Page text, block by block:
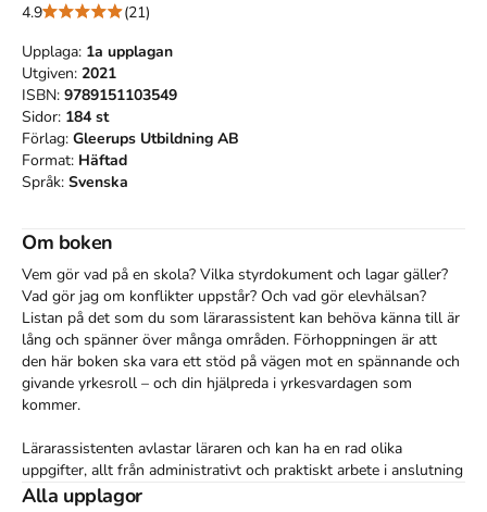
4.9
(21)
Upplaga: 1a upplagan
Utgiven: 2021
ISBN: 9789151103549
Sidor: 184 st
Förlag: Gleerups Utbildning AB
Format: Häftad
Språk: Svenska
Om boken
Vem gör vad på en skola? Vilka styrdokument och lagar gäller?
Vad gör jag om konflikter uppstår? Och vad gör elevhälsan?
Listan på det som du som lärarassistent kan behöva känna till är
lång och spänner över många områden. Förhoppningen är att
den här boken ska vara ett stöd på vägen mot en spännande och
givande yrkesroll – och din hjälpreda i yrkesvardagen som
kommer.
Lärarassistenten avlastar läraren och kan ha en rad olika
uppgifter, allt från administrativt och praktiskt arbete i anslutning
till undervisningen, till att vara en extra resurs i klassrummet
Alla upplagor